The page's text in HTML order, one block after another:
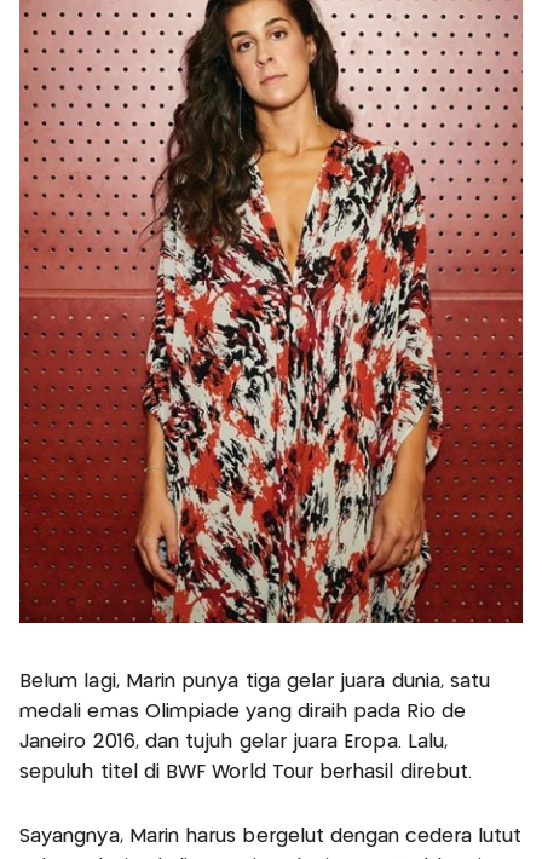
Belum lagi, Marin punya tiga gelar juara dunia, satu
medali emas Olimpiade yang diraih pada Rio de
Janeiro 2016, dan tujuh gelar juara Eropa. Lalu,
sepuluh titel di BWF World Tour berhasil direbut.
Sayangnya, Marin harus bergelut dengan cedera lutut